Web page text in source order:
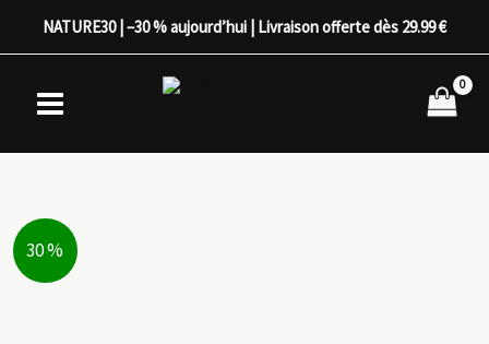
NATURE30 | –30 % aujourd’hui | Livraison offerte dès 29.99 €
30 %